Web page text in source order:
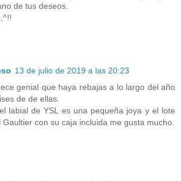
de tus deseos.
13 de julio de 2019 a las 20:23
genial que haya rebajas a lo largo del año
de de ellas.
labial de YSL es una pequeña joya y el lote
con su caja incluida me gusta mucho.